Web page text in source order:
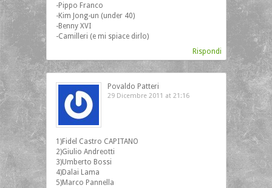
-Pippo Franco
-Kim Jong-un (under 40)
-Benny XVI
-Camilleri (e mi spiace dirlo)
Rispondi
Povaldo Patteri
29 Dicembre 2011 at 21:16
1)Fidel Castro CAPITANO
2)Giulio Andreotti
3)Umberto Bossi
4)Dalai Lama
5)Marco Pannella